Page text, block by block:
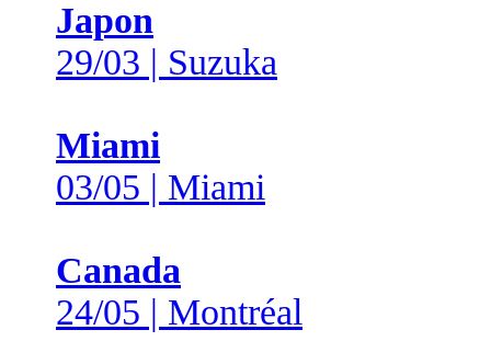
Japon
29/03 | Suzuka
Miami
03/05 | Miami
Canada
24/05 | Montréal